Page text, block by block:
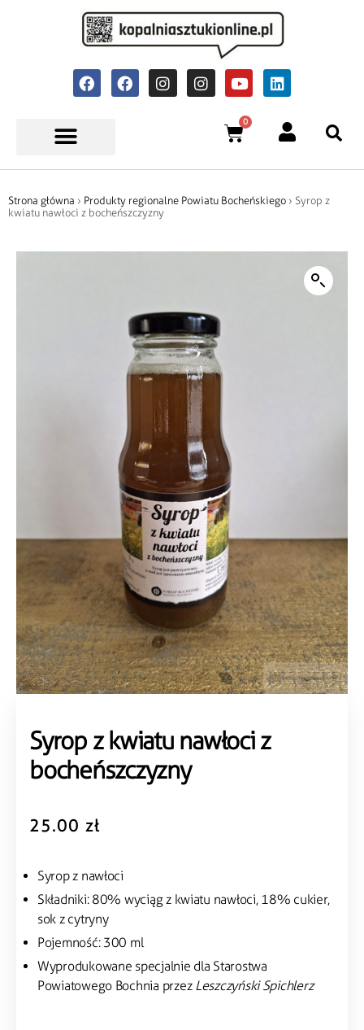
0
Strona główna › Produkty regionalne Powiatu Bocheńskiego › Syrop z
kwiatu nawłoci z bocheńszczyzny
Syrop z kwiatu nawłoci z
bocheńszczyzny
25.00 zł
Syrop z nawłoci
Składniki: 80% wyciąg z kwiatu nawłoci, 18% cukier,
sok z cytryny
Pojemność: 300 ml
Wyprodukowane specjalnie dla Starostwa
Powiatowego Bochnia przez Leszczyński Spichlerz